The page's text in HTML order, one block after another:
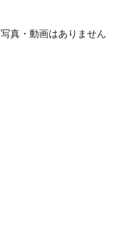
写真・動画はありません